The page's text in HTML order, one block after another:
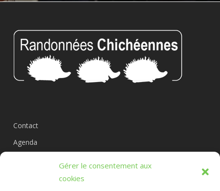
Gérer le consentement aux
cookies
Contact
Agenda